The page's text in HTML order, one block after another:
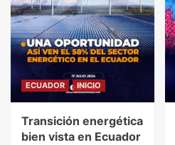
ECUADOR INICIO
Transición energética
bien vista en Ecuador